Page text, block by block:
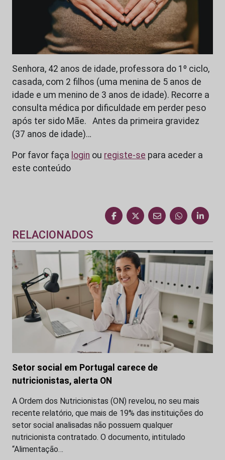
Senhora, 42 anos de idade, professora do 1º ciclo,
casada, com 2 filhos (uma menina de 5 anos de
idade e um menino de 3 anos de idade). Recorre a
consulta médica por dificuldade em perder peso
após ter sido Mãe. Antes da primeira gravidez
(37 anos de idade)…
Por favor faça login ou registe-se para aceder a
este conteúdo
RELACIONADOS
Setor social em Portugal carece de
nutricionistas, alerta ON
A Ordem dos Nutricionistas (ON) revelou, no seu mais
recente relatório, que mais de 19% das instituições do
setor social analisadas não possuem qualquer
nutricionista contratado. O documento, intitulado
“Alimentação…